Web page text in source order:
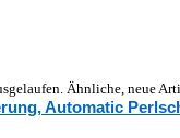
Ähnliche, neue
Automatic